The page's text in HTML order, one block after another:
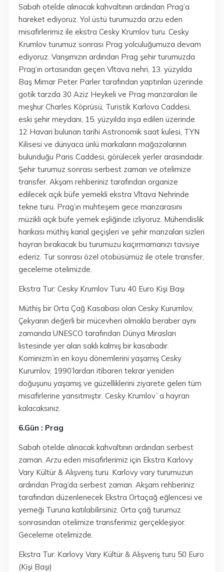
Sabah otelde alınacak kahvaltının ardından Prag’a
hareket ediyoruz. Yol üstü turumuzda arzu eden
misafirlerimiz ile ekstra Cesky Krumlov turu. Cesky
Krumlov turumuz sonrası Prag yolculuğumuza devam
ediyoruz. Varışımızın ardından Prag şehir turumuzda
Prag’ın ortasından geçen Vltava nehri, 13. yüzyılda
Baş Mimar Peter Parler tarafından yaptırılan üzerinde
gotik tarzda 30 Aziz Heykeli ve Prag manzaraları ile
meşhur Charles Köprüsü, Turistik Karlova Caddesi,
eski şehir meydanı, 15. yüzyılda inşa edilen üzerinde
12 Havari bulunan tarihi Astronomik saat kulesi, TYN
Kilisesi ve dünyaca ünlü markaların mağazalarının
bulunduğu Paris Caddesi, görülecek yerler arasındadır.
Şehir turumuz sonrası serbest zaman ve otelimize
transfer. Akşam rehberiniz tarafından organize
edilecek açık büfe yemekli ekstra Vltava Nehrinde
tekne turu. Prag’ın muhteşem gece manzarasını
müzikli açık büfe yemek eşliğinde izliyoruz. Mühendislik
harikası müthiş kanal geçişleri ve şehir manzaları sizleri
hayran bırakacak bu turumuzu kaçırmamanızı tavsiye
ederiz. Tur sonrası özel otobüsümüz ile otele transfer,
geceleme otelimizde.
Ekstra Tur: Cesky Krumlov Turu 40 Euro Kişi Başı
Müthiş bir Orta Çağ Kasabası olan Cesky Kurumlov,
Çekyanın değerli bir mücevheri olmakla beraber aynı
zamanda UNESCO tarafından Dünya Mirasları
listesinde yer alan saklı kalmış bir kasabadır.
Kominizm’in en koyu dönemlerini yaşamış Cesky
Kurumlov, 1990’lardan itibaren tekrar yeniden
doğuşunu yaşamış ve güzelliklerini ziyarete gelen tüm
misafirlerine yansıtmıştır. Cesky Krumlov`a hayran
kalacaksınız.
6.Gün : Prag
Sabah otelde alınacak kahvaltının ardından serbest
zaman. Arzu eden misafirlerimiz için Ekstra Karlovy
Vary Kültür & Alışveriş turu. Karlovy vary turumuzun
ardından Prag’da serbest zaman. Akşam rehberiniz
tarafından düzenlenecek Ekstra Ortaçağ eğlencesi ve
yemeği Turuna katılabilirsiniz. Orta çağ turumuz
sonrasından otelimize transferimiz gerçekleşiyor.
Geceleme otelimizde.
Ekstra Tur: Karlovy Vary Kültür & Alışveriş turu 50 Euro
(Kişi Başı)